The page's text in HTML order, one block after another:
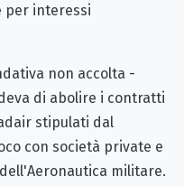
per interessi
non accolta -
di abolire i contratti
stipulati dal
con società private e
militare.